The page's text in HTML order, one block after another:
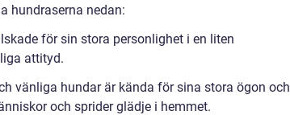
hundraserna nedan:
för sin stora personlighet i en liten
attityd.
vänliga hundar är kända för sina stora ögon och
och sprider glädje i hemmet.